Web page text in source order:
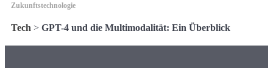
Zukunftstechnologie
Tech > GPT-4 und die Multimodalität: Ein Überblick